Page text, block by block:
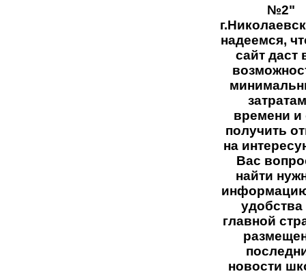
№2"
надеемся,
сайт даст
времени и
получить
на
Вас
найти
удобства
главной
новости